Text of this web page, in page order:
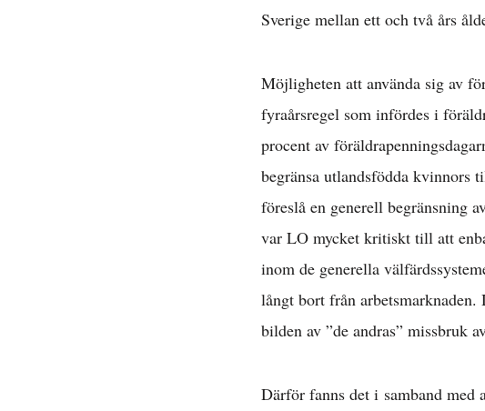
Sverige mellan ett och två års
Möjligheten att använda sig av
fyraårsregel som infördes i
procent av
begränsa utlandsfödda kvinnors
föreslå en generell begränsning
var LO mycket kritiskt till att
inom de generella
långt bort från arbetsmarknaden.
bilden av ”de andras” missbruk
Därför fanns det i samband